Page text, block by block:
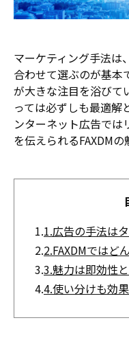
マーケティング手法は
合わせて選ぶのが基本
が大きな注目を浴びて
っては必ずしも最適解
ンターネット広告で
を伝えられるFAXDMの
1.1.広告の手法は
2.2.FAXDMではど
3.3.魅力は即効性
4.4.使い分けも効